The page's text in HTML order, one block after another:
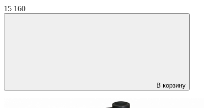
15 160
В корзину